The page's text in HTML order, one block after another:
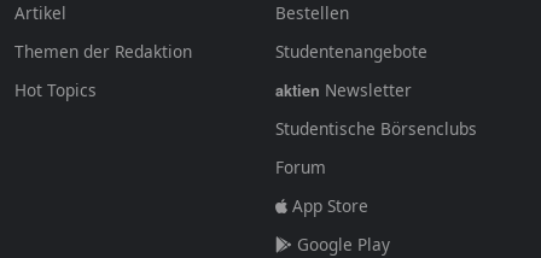
Artikel
Themen der Redaktion
Hot Topics
Bestellen
Studentenangebote
aktien Newsletter
Studentische Börsenclubs
Forum
App Store
Google Play